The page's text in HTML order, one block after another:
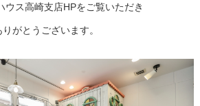
ウス高崎支店HPをご覧いただき
りがとうございます。